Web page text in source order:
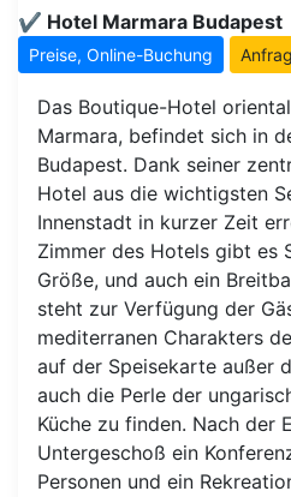
✔️ Hotel Marmara Budapest
Preise, Online-Buchung
Das Boutique-Hotel
Marmara, befindet sich in
Budapest. Dank seiner
Hotel aus die wichtigsten
Innenstadt in kurzer Zeit
Zimmer des Hotels gibt es
Größe, und auch ein
steht zur Verfügung der
mediterranen Charakters
auf der Speisekarte außer
auch die Perle der
Küche zu finden. Nach der
Untergeschoß ein
Personen und ein